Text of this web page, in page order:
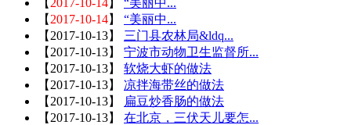
【 2017-10-14】 “美丽中...
【 2017-10-13】 三门县农林局&ldq...
【 2017-10-13】 宁波市动物卫生监督所...
【 2017-10-13】 软烧大虾的做法
【 2017-10-13】 凉拌海带丝的做法
【 2017-10-13】
扁豆炒香肠的做法
【 2017-10-13】 在北京，三伏天儿要怎...